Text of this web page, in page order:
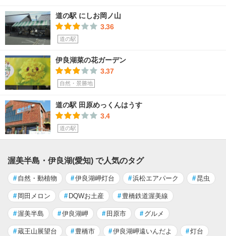
道の駅 にしお岡ノ山
3.36
道の駅
伊良湖菜の花ガーデン
3.37
自然・景勝地
道の駅 田原めっくんはうす
3.4
道の駅
渥美半島・伊良湖(愛知) で人気のタグ
# 自然・動植物 #伊良湖岬灯台 #浜松エアパーク # 昆虫
# 岡田メロン # DQWお土産 # 豊橋鉄道渥美線
#渥美半島 #伊良湖岬 # 田原市 # グルメ
#蔵王山展望台 # 豊橋市 #伊良湖岬遠いんだよ #灯台